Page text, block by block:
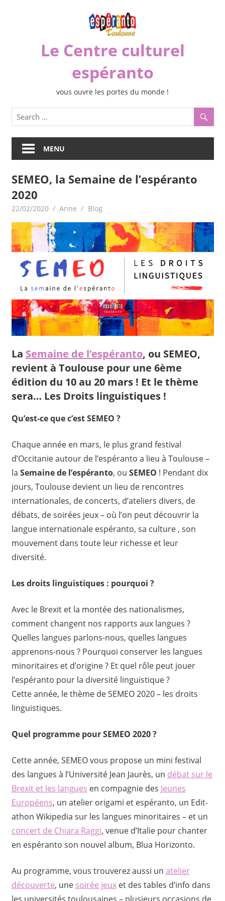
Le Centre culturel
espéranto
vous ouvre les portes du monde !
MENU
SEMEO, la Semaine de l’espéranto
2020
22/02/2020 Anne Blog
La Semaine de l’espéranto, ou SEMEO,
revient à Toulouse pour une 6ème
édition du 10 au 20 mars ! Et le thème
sera… Les Droits linguistiques !
Qu’est-ce que c’est SEMEO ?
Chaque année en mars, le plus grand festival
d’Occitanie autour de l’espéranto a lieu à Toulouse –
la Semaine de l’espéranto, ou SEMEO ! Pendant dix
jours, Toulouse devient un lieu de rencontres
internationales, de concerts, d’ateliers divers, de
débats, de soirées jeux – où l’on peut découvrir la
langue internationale espéranto, sa culture , son
mouvement dans toute leur richesse et leur
diversité.
Les droits linguistiques : pourquoi ?
Avec le Brexit et la montée des nationalismes,
comment changent nos rapports aux langues ?
Quelles langues parlons-nous, quelles langues
apprenons-nous ? Pourquoi conserver les langues
minoritaires et d’origine ? Et quel rôle peut jouer
l’espéranto pour la diversité linguistique ?
Cette année, le thème de SEMEO 2020 – les droits
linguistiques.
Quel programme pour SEMEO 2020 ?
Cette année, SEMEO vous propose un mini festival
des langues à l’Université Jean Jaurès, un débat sur le
Brexit et les langues en compagnie des Jeunes
Européens, un atelier origami et espéranto, un Edit-
athon Wikipedia sur les langues minoritaires – et un
concert de Chiara Raggi, venue d’Italie pour chanter
en espéranto son nouvel album, Blua Horizonto.
Au programme, vous trouverez aussi un atelier
découverte, une soirée jeuxet des tables d’info dans